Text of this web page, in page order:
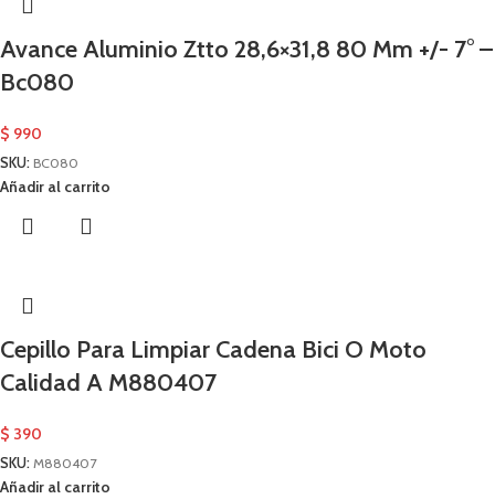
Avance Aluminio Ztto 28,6×31,8 80 Mm +/- 7° –
Bc080
$ 990
SKU: BC080
Añadir al carrito
Cepillo Para Limpiar Cadena Bici O Moto
Calidad A M880407
$ 390
SKU: M880407
Añadir al carrito